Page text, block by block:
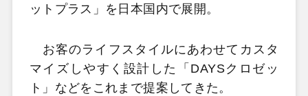
ットプラス」を日本国内で展開。
お客のライフスタイルにあわせてカスタ
マイズしやすく設計した「DAYSクロゼッ
ト」などをこれまで提案してきた。